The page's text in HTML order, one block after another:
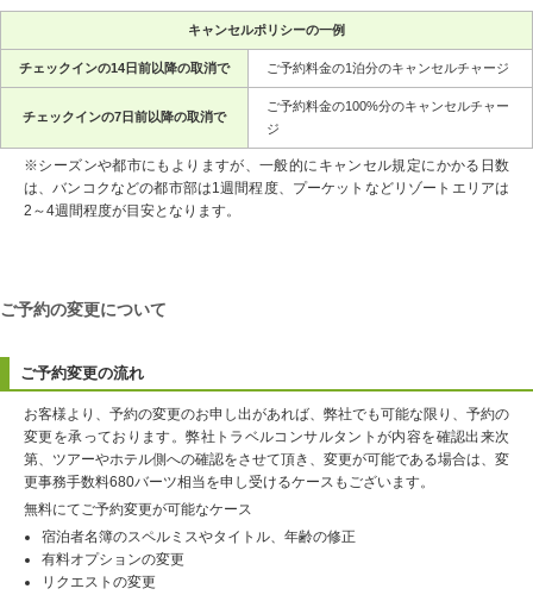
キャンセルポリシーの一例
チェックインの14日前以降の取消で ご予約料金の1泊分のキャンセルチャージ
チェックインの7日前以降の取消で
ご予約料金の100%分のキャンセルチャー
ジ
※シーズンや都市にもよりますが、一般的にキャンセル規定にかかる日数
は、バンコクなどの都市部は1週間程度、プーケットなどリゾートエリアは
2～4週間程度が目安となります。
ご予約の変更について
ご予約変更の流れ
お客様より、予約の変更のお申し出があれば、弊社でも可能な限り、予約の
変更を承っております。弊社トラベルコンサルタントが内容を確認出来次
第、ツアーやホテル側への確認をさせて頂き、変更が可能である場合は、変
更事務手数料680バーツ相当を申し受けるケースもございます。
無料にてご予約変更が可能なケース
宿泊者名簿のスペルミスやタイトル、年齢の修正
有料オプションの変更
リクエストの変更